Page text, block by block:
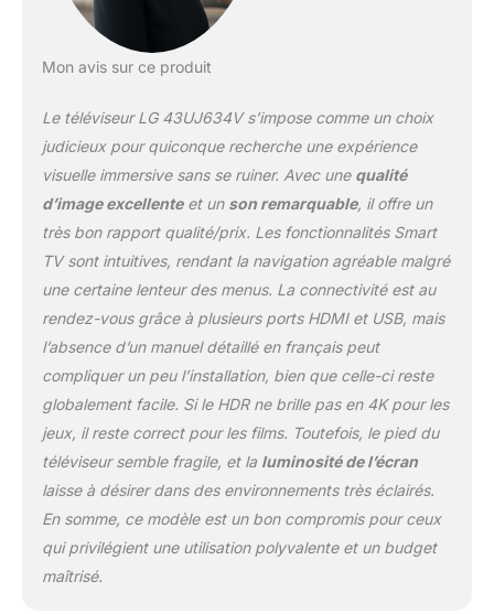
Mon avis sur ce produit
Le téléviseur LG 43UJ634V s’impose comme un choix
judicieux pour quiconque recherche une expérience
visuelle immersive sans se ruiner. Avec une qualité
d’image excellenteet un son remarquable, il offre un
très bon rapport qualité/prix. Les fonctionnalités Smart
TV sont intuitives, rendant la navigation agréable malgré
une certaine lenteur des menus. La connectivité est au
rendez-vous grâce à plusieurs ports HDMI et USB, mais
l’absence d’un manuel détaillé en français peut
compliquer un peu l’installation, bien que celle-ci reste
globalement facile. Si le HDR ne brille pas en 4K pour les
jeux, il reste correct pour les films. Toutefois, le pied du
téléviseur semble fragile, et la luminosité de l’écran
laisse à désirer dans des environnements très éclairés.
En somme, ce modèle est un bon compromis pour ceux
qui privilégient une utilisation polyvalente et un budget
maîtrisé.